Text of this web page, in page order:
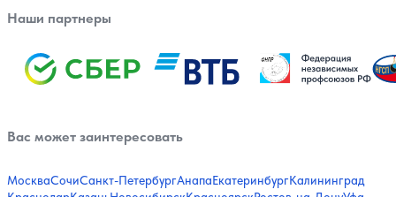
Наши партнеры
Вас может заинтересовать
МоскваСочиСанкт-ПетербургАнапаЕкатеринбургКалининград